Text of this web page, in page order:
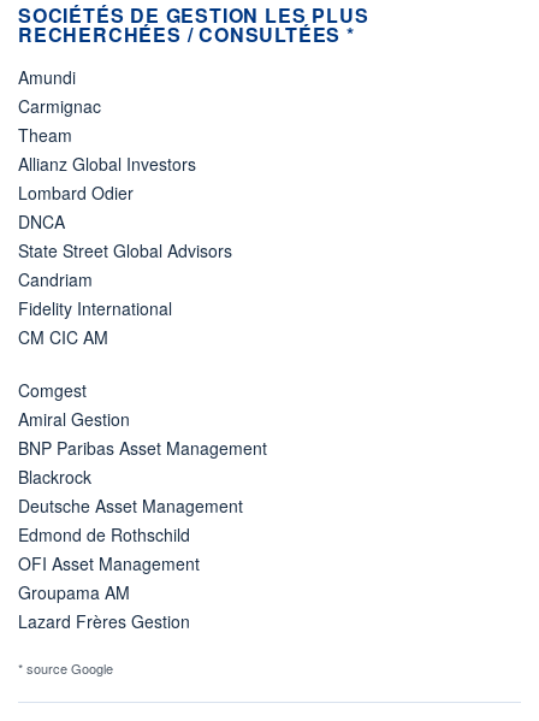
SOCIÉTÉS DE GESTION LES PLUS
RECHERCHÉES / CONSULTÉES *
Amundi
Carmignac
Theam
Allianz Global Investors
Lombard Odier
DNCA
State Street Global Advisors
Candriam
Fidelity International
CM CIC AM
Comgest
Amiral Gestion
BNP Paribas Asset Management
Blackrock
Deutsche Asset Management
Edmond de Rothschild
OFI Asset Management
Groupama AM
Lazard Frères Gestion
* source Google